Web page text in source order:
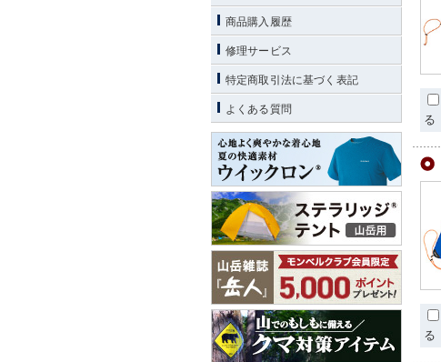
る
る
商品購入履歴
修理サービス
特定商取引法に基づく表記
よくある質問